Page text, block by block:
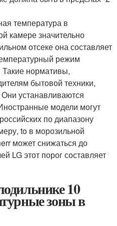
температура в
камере значительно
отсеке она составляет
режим
Такие нормативы,
бытовой техники,
устанавливаются
модели могут
по диапазону
to в морозильной
может снижаться до
LG этот порог составляет
10
зоны в